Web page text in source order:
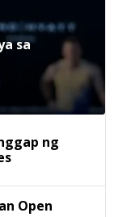
sa
ng
Open